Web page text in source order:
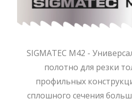
SIGMATEC M42 -
полотно для резки
профильных
сплошного сечения